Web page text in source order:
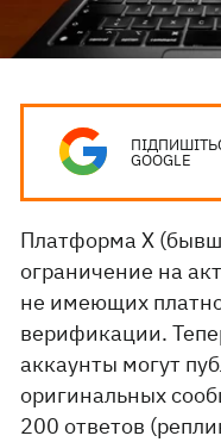
GOOGLE
Платформа X
ограничение на
не имеющих
верификации.
аккаунты могут
оригинальных
200 ответов